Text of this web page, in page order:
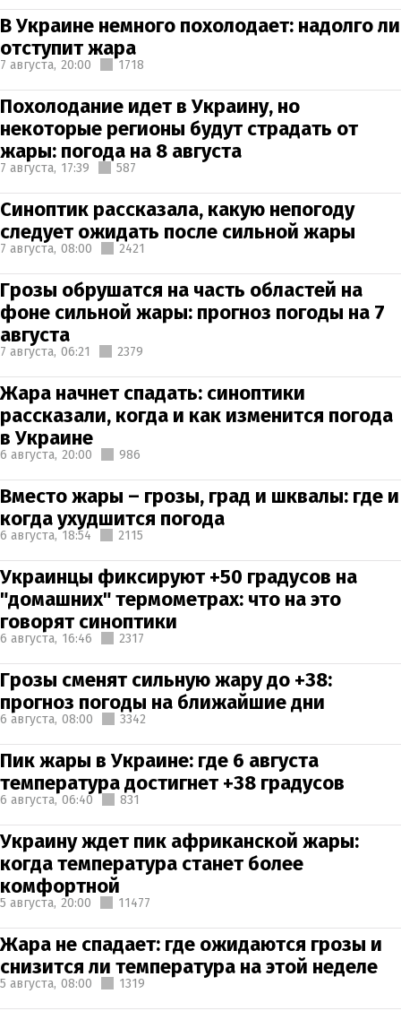
В Украине немного похолодает: надолго ли
отступит жара
7 августа, 20:00 1718
Похолодание идет в Украину, но
некоторые регионы будут страдать от
жары: погода на 8 августа
7 августа, 17:39 587
Синоптик рассказала, какую непогоду
следует ожидать после сильной жары
7 августа, 08:00 2421
Грозы обрушатся на часть областей на
фоне сильной жары: прогноз погоды на 7
августа
7 августа, 06:21 2379
Жара начнет спадать: синоптики
рассказали, когда и как изменится погода
в Украине
6 августа, 20:00 986
Вместо жары – грозы, град и шквалы: где и
когда ухудшится погода
6 августа, 18:54 2115
Украинцы фиксируют +50 градусов на
"домашних" термометрах: что на это
говорят синоптики
6 августа, 16:46 2317
Грозы сменят сильную жару до +38:
прогноз погоды на ближайшие дни
6 августа, 08:00 3342
Пик жары в Украине: где 6 августа
температура достигнет +38 градусов
6 августа, 06:40 831
Украину ждет пик африканской жары:
когда температура станет более
комфортной
5 августа, 20:00 11477
Жара не спадает: где ожидаются грозы и
снизится ли температура на этой неделе
5 августа, 08:00 1319